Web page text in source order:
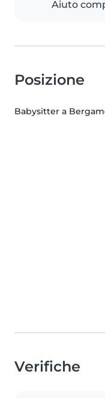
Aiuto
Posizione
Babysitter a
Verifiche